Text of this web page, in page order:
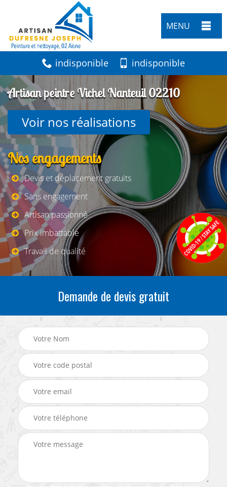
MENU
indisponible indisponible
Artisan peintre Vichel Nanteuil 02210
Voir nos réalisations
Nos engagements
Devis et déplacement gratuits
Sans engagement
Artisan passionné
Prix imbattable
Travail de qualité
Demande de devis gratuit